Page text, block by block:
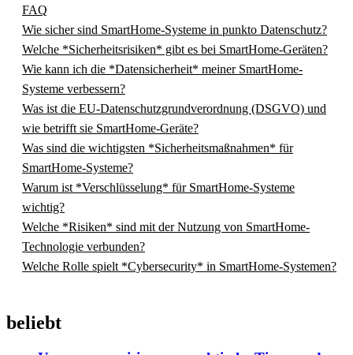
FAQ
Wie sicher sind SmartHome-Systeme in punkto Datenschutz?
Welche *Sicherheitsrisiken* gibt es bei SmartHome-Geräten?
Wie kann ich die *Datensicherheit* meiner SmartHome-
Systeme verbessern?
Was ist die EU-Datenschutzgrundverordnung (DSGVO) und
wie betrifft sie SmartHome-Geräte?
Was sind die wichtigsten *Sicherheitsmaßnahmen* für
SmartHome-Systeme?
Warum ist *Verschlüsselung* für SmartHome-Systeme
wichtig?
Welche *Risiken* sind mit der Nutzung von SmartHome-
Technologie verbunden?
Welche Rolle spielt *Cybersecurity* in SmartHome-Systemen?
beliebt